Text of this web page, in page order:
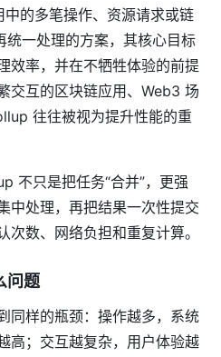
中的多笔操作、资源请求或链
统一处理的方案，其核心目标
效率，并在不牺牲体验的前提
交互的区块链应用、Web3 场
往往被视为提升性能的重
不只是把任务“合并”，更强
中处理，再把结果一次性提交
次数、网络负担和重复计算。
问题
同样的瓶颈：操作越多，系统
高；交互越复杂，用户体验越